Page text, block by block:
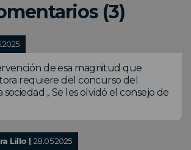
(3)
de esa magnitud que
requiere del concurso del
,. Se les olvidó el consejo de
Lillo | 28.05.2025